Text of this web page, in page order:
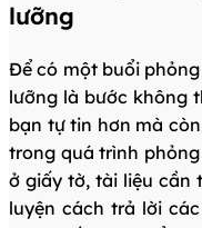
lưỡng
Để có một buổi
lưỡng là bước không
bạn tự tin hơn mà
trong quá trình
ở giấy tờ, tài liệu cần
luyện cách trả lời